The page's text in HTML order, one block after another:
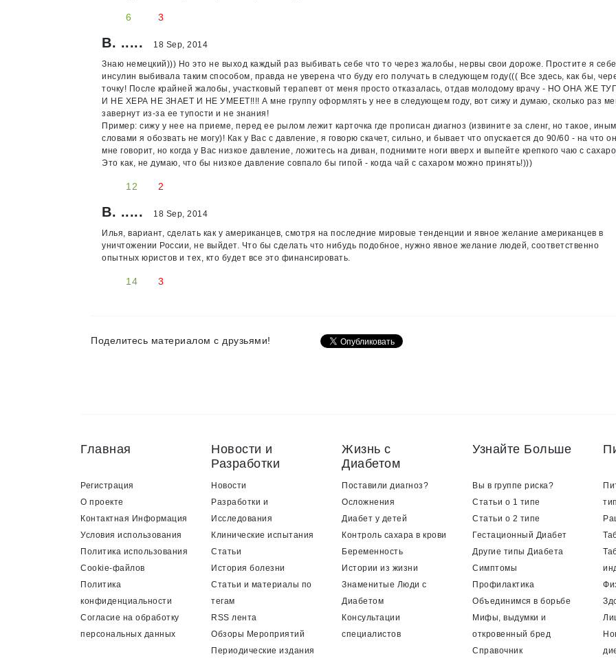
6 3
В. .....
18 Sep, 2014
Знаю немецкий))) Но это не выход каждый раз выбивать себе что то через жалобы, нервы свои дороже. Простите я себе
инсулин выбивала таким способом, правда не уверена что буду его получать в следующем году((( Все здесь, как бы,
точку! После крайней жалобы, участковый терапевт от меня просто отказалась, отдав молодому врачу - НО ОНА ЖЕ
И НЕ ХЕРА НЕ ЗНАЕТ И НЕ УМЕЕТ!!!! А мне группу оформлять у нее в следующем году, вот сижу и думаю, сколько раз
завернут из-за ее тупости и не знания!
Пример: сижу у нее на приеме, перед ее рылом лежит карточка где прописан диагноз (извините за сленг, но такое,
словами я обозвать не могу)! Как у Вас с давление, я говорю скачет, сильно, и бывает что опускается до 90/60 - на что
мне говорит, но когда у Вас низкое давление, ложитесь на диван, поднимите ноги вверх и выпейте крепкого чаю с
Это как, не думаю, что бы низкое давление совпало бы гипой - когда чай с сахаром можно принять!)))
12 2
В. .....
18 Sep, 2014
Илья, вариант, сделать как у американцев, смотря на последние мировые тенденции и явное желание американцев в
уничтожении России, не выйдет. Что бы сделать что нибудь подобное, нужно явное желание людей, соответственно
опытных юристов и тех, кто будет все это финансировать.
14 3
Поделитесь материалом с друзьями!
Главная
Регистрация
О проекте
Контактная Информация
Условия использования
Политика использования
Cookie-файлов
Политика
конфиденциальности
Согласие на обработку
персональных данных
Новости и
Разработки
Новости
Разработки и
Исследования
Клинические испытания
Статьи
История болезни
Статьи и материалы по
тегам
RSS лента
Обзоры Мероприятий
Периодические издания
Жизнь с
Диабетом
Поставили диагноз?
Осложнения
Диабет у детей
Контроль сахара в крови
Беременность
Истории из жизни
Знаменитые Люди с
Диабетом
Консультации
специалистов
Узнайте Больше
Вы в группе риска?
Статьи о 1 типе
Статьи о 2 типе
Гестационный Диабет
Другие типы Диабета
Симптомы
Профилактика
Объединимся в борьбе
Мифы, выдумки и
откровенный бред
Справочник